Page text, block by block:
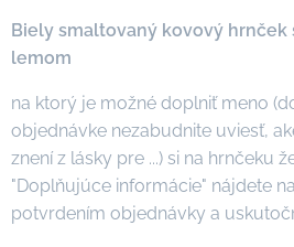
Biely smaltovaný kovový hrnček
lemom
na ktorý je možné doplniť meno
objednávke nezabudnite uviesť,
znení z lásky pre ...) si na hrnčeku
"Doplňujúce informácie" nájdete
potvrdením objednávky a